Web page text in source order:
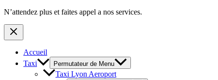
N’attendez plus et faites appel a nos services.
Accueil
Taxi
Permutateur de Menu
Taxi Lyon Aeroport